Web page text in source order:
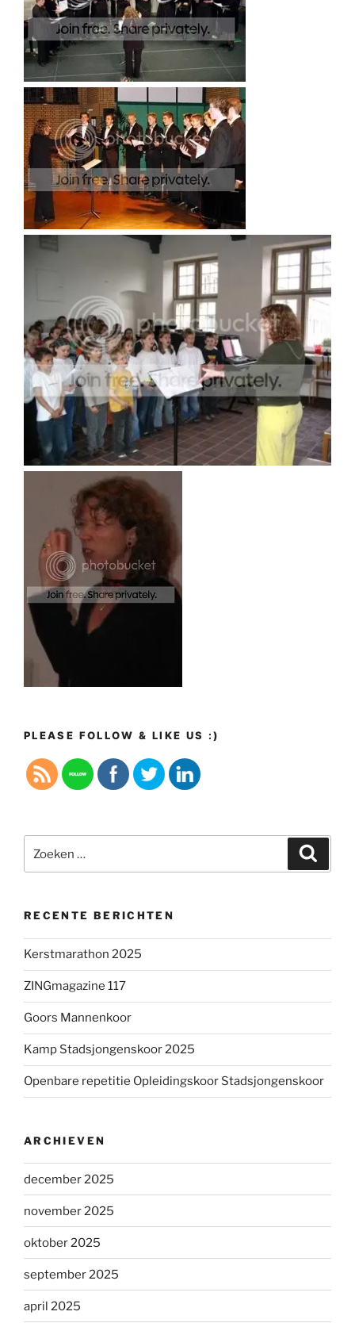
PLEASE FOLLOW & LIKE US :)
naar:
RECENTE BERICHTEN
Kerstmarathon 2025
ZINGmagazine 117
Goors Mannenkoor
Kamp Stadsjongenskoor 2025
Openbare repetitie Opleidingskoor Stadsjongenskoor
ARCHIEVEN
december 2025
november 2025
oktober 2025
september 2025
april 2025